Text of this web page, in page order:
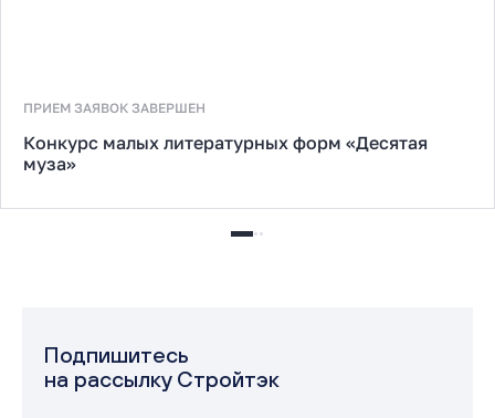
ПРИЕМ ЗАЯВОК ЗАВЕРШЕН
Конкурс малых литературных форм «Десятая
муза»
Подпишитесь
на рассылку Стройтэк